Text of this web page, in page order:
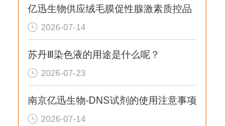
亿迅生物供应绒毛膜促性腺激素质控品
2026-07-14
苏丹Ⅲ染色液的用途是什么呢？
2026-07-23
南京亿迅生物-DNS试剂的使用注意事项
2026-07-14